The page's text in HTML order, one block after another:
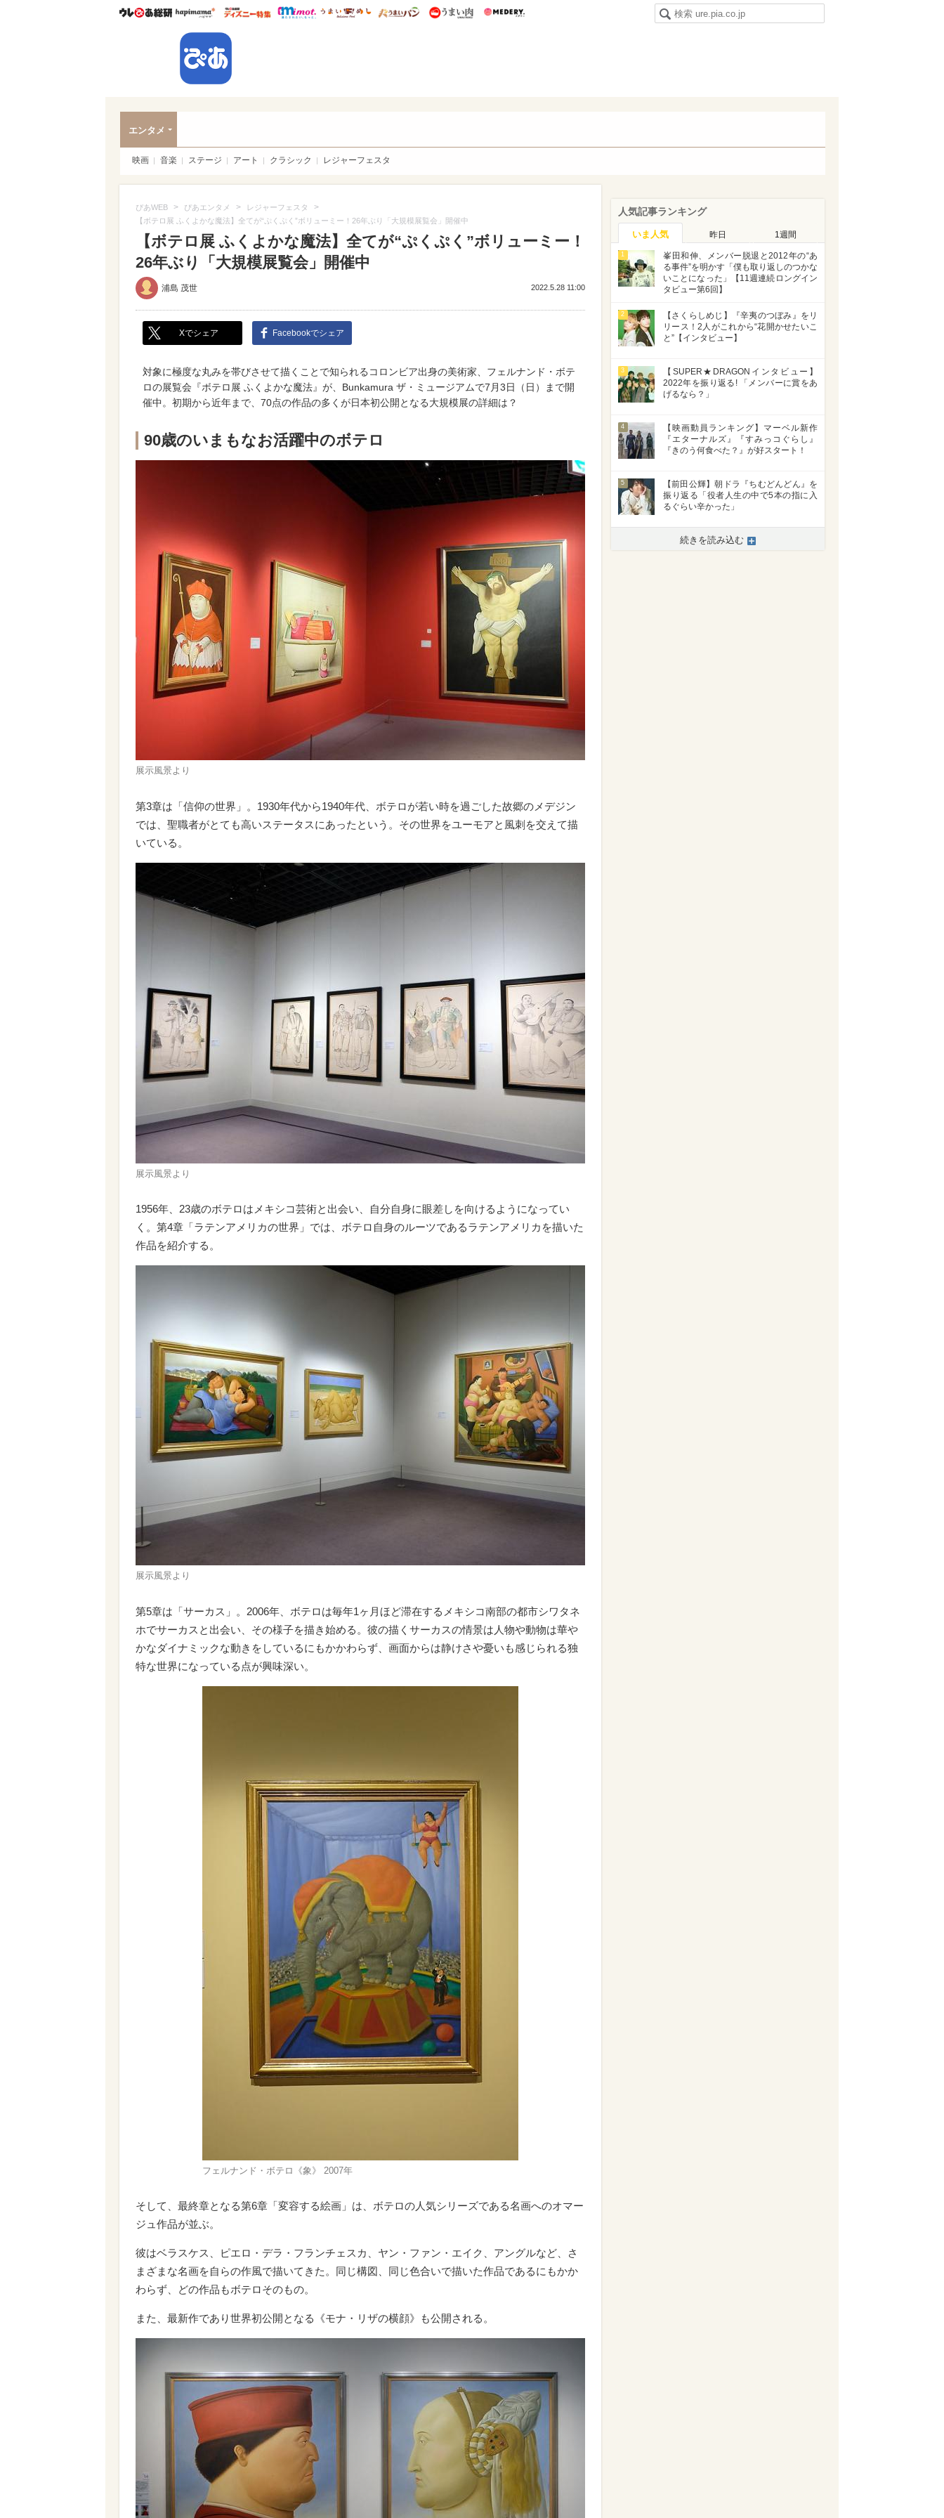
ウレぴあ総研ハピママ* ウレぴあ総研 ディズニー特集
mimot. うまいめし うまいパン うまい肉
エンタメ
映画 音楽 ステージ アート クラシック レジャーフェスタ
ぴあWEB > ぴあエンタメ > レジャーフェスタ >
【ボテロ展 ふくよかな魔法】全てが“ぷくぷく”ボリューミー！26年ぶり「大規模展覧会」開催中
【ボテロ展 ふくよかな魔法】全てが“ぷくぷく”ボリューミー！
26年ぶり「大規模展覧会」開催中
浦島 茂世 2022.5.28 11:00
Xでシェア Facebookでシェア
対象に極度な丸みを帯びさせて描くことで知られるコロンビア出身の美術家、フェルナンド・ボテ
ロの展覧会『ボテロ展 ふくよかな魔法』が、Bunkamura ザ・ミュージアムで7月3日（日）まで開
催中。初期から近年まで、70点の作品の多くが日本初公開となる大規模展の詳細は？
90歳のいまもなお活躍中のボテロ
展示風景より
第3章は「信仰の世界」。1930年代から1940年代、ボテロが若い時を過ごした故郷のメデジン
では、聖職者がとても高いステータスにあったという。その世界をユーモアと風刺を交えて描
いている。
展示風景より
1956年、23歳のボテロはメキシコ芸術と出会い、自分自身に眼差しを向けるようになってい
く。第4章「ラテンアメリカの世界」では、ボテロ自身のルーツであるラテンアメリカを描いた
作品を紹介する。
展示風景より
第5章は「サーカス」。2006年、ボテロは毎年1ヶ月ほど滞在するメキシコ南部の都市シワタネ
ホでサーカスと出会い、その様子を描き始める。彼の描くサーカスの情景は人物や動物は華や
かなダイナミックな動きをしているにもかかわらず、画面からは静けさや憂いも感じられる独
特な世界になっている点が興味深い。
フェルナンド・ボテロ《象》 2007年
そして、最終章となる第6章「変容する絵画」は、ボテロの人気シリーズである名画へのオマー
ジュ作品が並ぶ。
彼はベラスケス、ピエロ・デラ・フランチェスカ、ヤン・ファン・エイク、アングルなど、さ
まざまな名画を自らの作風で描いてきた。同じ構図、同じ色合いで描いた作品であるにもかか
わらず、どの作品もボテロそのもの。
また、最新作であり世界初公開となる《モナ・リザの横顔》も公開される。
人気記事ランキング
いま人気 昨日 1週間
1
峯田和伸、メンバー脱退と2012年の“あ
る事件”を明かす「僕も取り返しのつかな
いことになった」【11週連続ロングイン
タビュー第6回】
2
【さくらしめじ】『辛夷のつぼみ』をリ
リース！2人がこれから“花開かせたいこ
と”【インタビュー】
3
【SUPER★DRAGONインタビュー】
2022年を振り返る! 「メンバーに賞をあ
げるなら？」
4
【映画動員ランキング】マーベル新作
『エターナルズ』『すみっコぐらし』
『きのう何食べた？』が好スタート！
5
【前田公輝】朝ドラ『ちむどんどん』を
振り返る「役者人生の中で5本の指に入
るぐらい辛かった」
続きを読み込む